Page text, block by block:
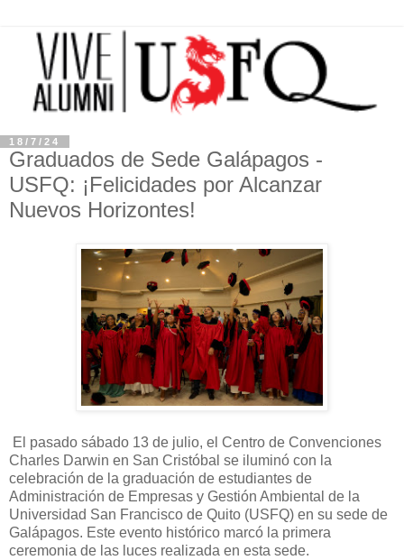
18/7/24
Graduados de Sede Galápagos -
USFQ: ¡Felicidades por Alcanzar
Nuevos Horizontes!
El pasado sábado 13 de julio, el Centro de Convenciones
Charles Darwin en San Cristóbal se iluminó con la
celebración de la graduación de estudiantes de
Administración de Empresas y Gestión Ambiental de la
Universidad San Francisco de Quito (USFQ) en su sede de
Galápagos. Este evento histórico marcó la primera
ceremonia de las luces realizada en esta sede.